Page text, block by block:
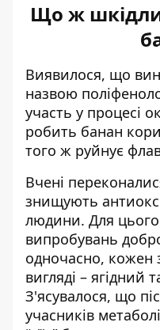
Що ж
Виявилося, що
назвою
участь у процесі
робить банан
того ж руйнує
Вчені
знищують
людини. Для цього
випробувань
одночасно, кожен
вигляді – ягідний
З'ясувалося, що
учасників